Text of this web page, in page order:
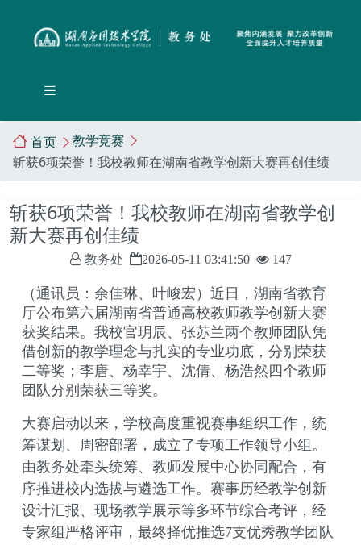
首页
教学竞赛
斩获6项荣誉！我校教师在湖南省教学创新大赛再创佳绩
斩获6项荣誉！我校教师在湖南省教学创
新大赛再创佳绩
教务处 2026-05-11 03:41:50 147
（通讯员：余佳琳、 叶峻宏 ）近日，湖南省教育
厅公布第六届湖南省普通高校教师教学创新大赛
获奖结果。我校官玥辰、张苏兰两个教师团队凭
借创新的教学理念与扎实的专业功底， 分别 荣获
二等奖；李唐、杨幸宇、沈倩、杨浩然四个教师
团队分别 荣获三等奖。
大赛启动以来，学校高度重视赛事组织工作，统
筹谋划、周密部署，成立了专项工作领导小组。
由教务处牵头统筹、教师发展中心协同配合，有
序推进校内选拔与遴选工作。赛事历经教学创新
设计汇报、现场教学展示等多环节综合考评，经
专家组严格评审，最终择优推选7支优秀教学团队